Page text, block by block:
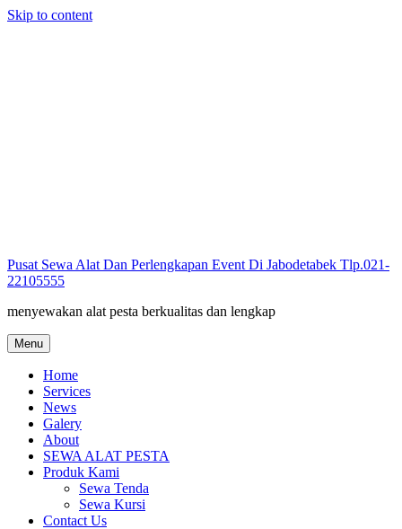
Skip to content
Pusat Sewa Alat Dan Perlengkapan Event Di Jabodetabek Tlp.021-
22105555
menyewakan alat pesta berkualitas dan lengkap
Menu
Home
Services
News
Galery
About
SEWA ALAT PESTA
Produk Kami
Sewa Tenda
Sewa Kursi
Contact Us